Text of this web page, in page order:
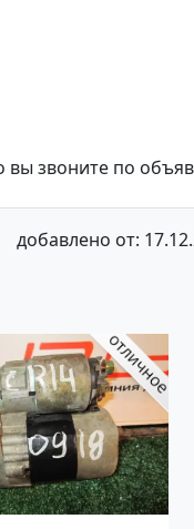
вы звоните по
добавлено от: